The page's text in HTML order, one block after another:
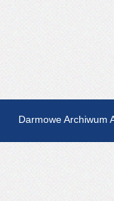
Darmowe Archiwum